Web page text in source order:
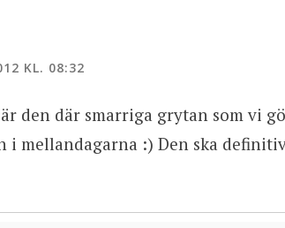
KL. 08:32
den där smarriga grytan som vi
mellandagarna :) Den ska